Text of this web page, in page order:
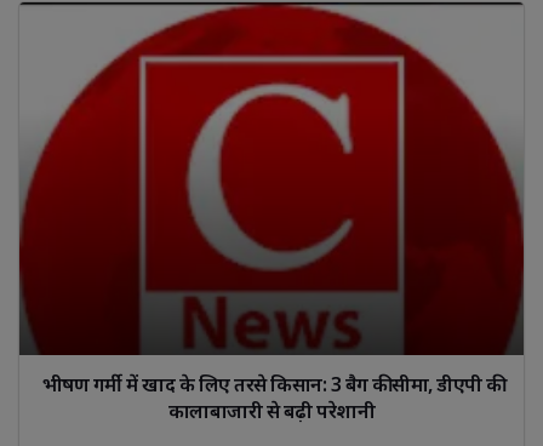
भीषण गर्मी में खाद के लिए तरसे किसान: 3 बैग की सीमा, डीएपी की
कालाबाजारी से बढ़ी परेशानी